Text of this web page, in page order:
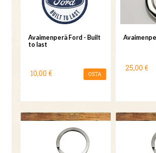
Avaimenperä Ford - Built
to last
10,00 € OSTA
25,00 €